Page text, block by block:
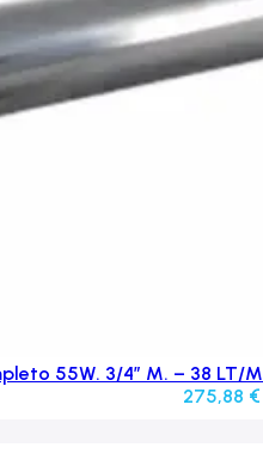
55W. 3/4″ M. – 38 LT/
275,88 €